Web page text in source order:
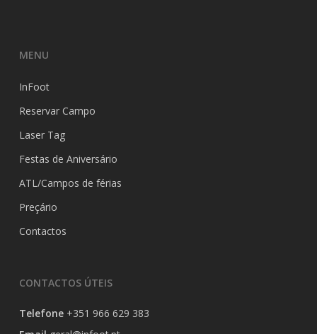
MENU
InFoot
Reservar Campo
Laser Tag
Festas de Aniversário
ATL/Campos de férias
Preçário
Contactos
CONTACTOS ÚTEIS
Telefone +351 966 629 383